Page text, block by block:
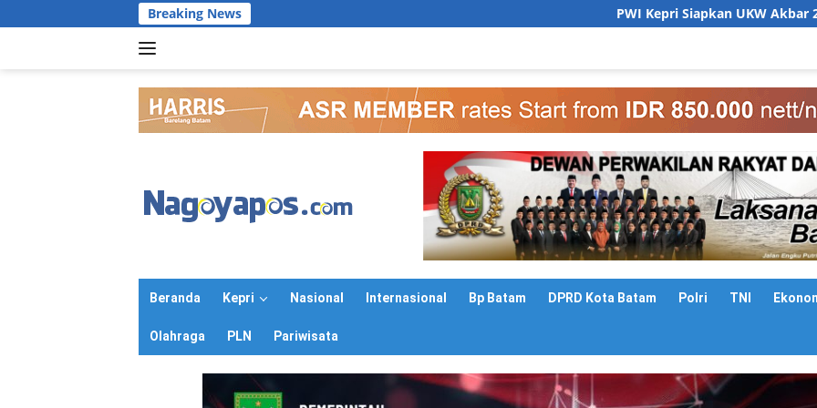
ke
Breaking News PWI Kepri Siapkan UKW Akbar 2026 Gratis,
Beranda Kepri Nasional Internasional Bp Batam DPRD Kota Batam Polri TNI
Olahraga PLN Pariwisata